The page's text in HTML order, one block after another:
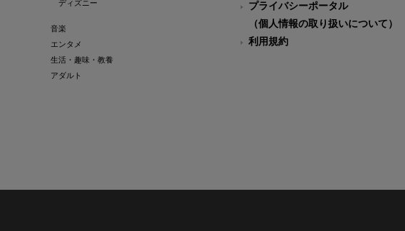
ディズニー
音楽
エンタメ
生活・趣味・教養
アダルト
プライバシーポータル
（個人情報の取り扱いについて）
利用規約